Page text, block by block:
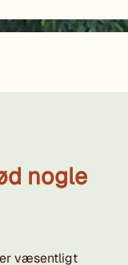
nogle
er væsentligt